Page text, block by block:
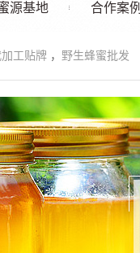
源基地 合作案例
工贴牌 ， 野生蜂蜜批发